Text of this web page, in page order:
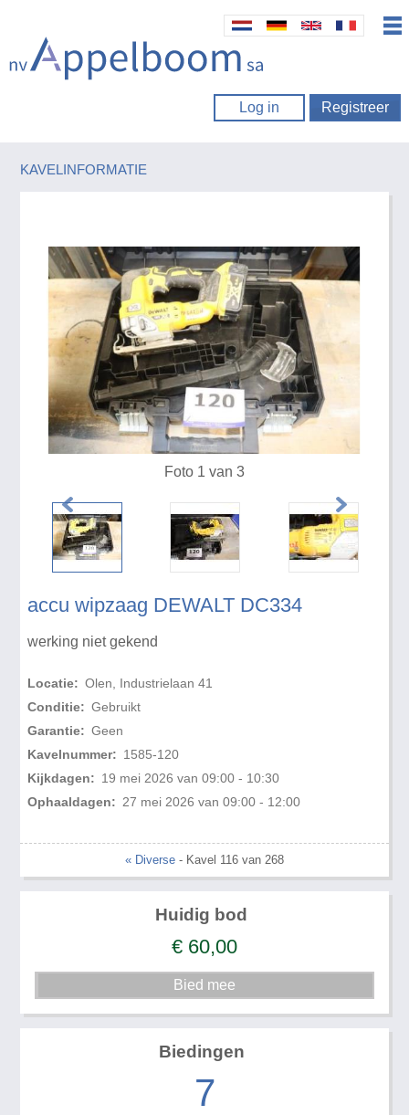
Log in Registreer
KAVELINFORMATIE
accu wipzaag DEWALT DC334
werking niet gekend
Locatie: Olen, Industrielaan 41
Conditie: Gebruikt
Garantie: Geen
Kavelnummer: 1585-120
Kijkdagen: 19 mei 2026 van 09:00 - 10:30
Ophaaldagen: 27 mei 2026 van 09:00 - 12:00
Foto 1 van 3
« Diverse - Kavel 116 van 268
Huidig bod
€ 60,00
Biedingen
7